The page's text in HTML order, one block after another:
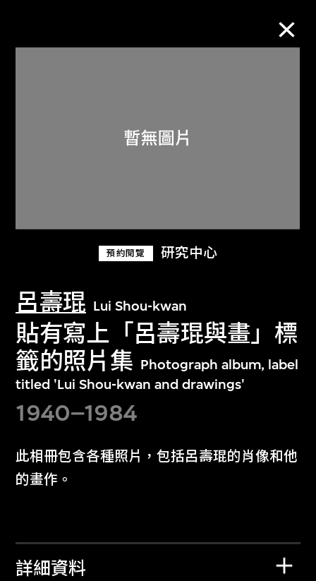
預約閱覽 研究中心
呂壽琨 Lui Shou-kwan
貼有寫上「呂壽琨與畫」標
籤的照片集 Photograph album, label
titled 'Lui Shou-kwan and drawings'
1940–1984
此相冊包含各種照片，包括呂壽琨的肖像和他
的畫作。
詳細資料
關於M+藏品
探索世界頂級的二十及二十一世紀視覺
文化藏品。